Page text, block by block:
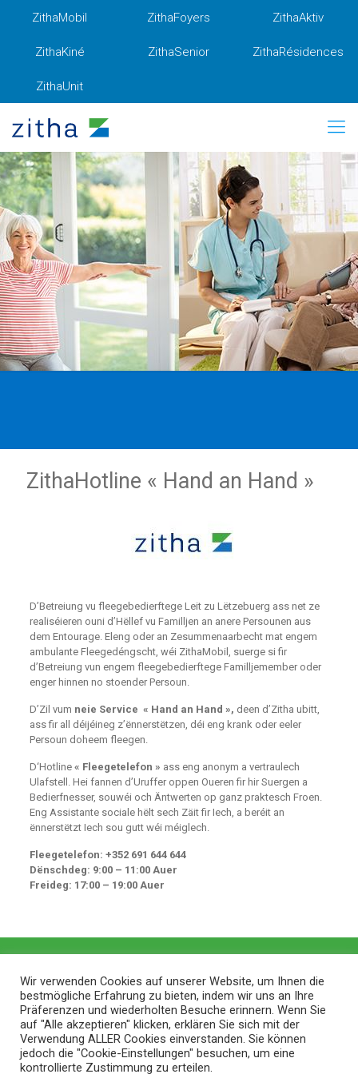
ZithaMobil ZithaFoyers ZithaAktiv
ZithaKiné ZithaSenior ZithaRésidences
ZithaUnit
ZithaHotline « Hand an Hand »
D’Betreiung vu fleegebedierftege Leit zu Lëtzebuerg ass net ze
realiséieren ouni d’Hëllef vu Familljen an anere Persounen aus
dem Entourage. Eleng oder an Zesummenaarbecht mat engem
ambulante Fleegedéngscht, wéi ZithaMobil, suerge si fir
d’Betreiung vun engem fleegebedierftege Familljemember oder
enger hinnen no stoender Persoun.
D’Zil vum neie Service « Hand an Hand », deen d’Zitha ubitt,
ass fir all déijéineg z’ënnerstëtzen, déi eng krank oder eeler
Persoun doheem fleegen.
D‘Hotline « Fleegetelefon » ass eng anonym a vertraulech
Ulafstell. Hei fannen d’Uruffer oppen Oueren fir hir Suergen a
Bedierfnesser, souwéi och Äntwerten op ganz praktesch Froen.
Eng Assistante sociale hëlt sech Zäit fir Iech, a beréit an
ënnerstëtzt Iech sou gutt wéi méiglech.
Fleegetelefon: +352 691 644 644
Dënschdeg: 9:00 – 11:00 Auer
Freideg: 17:00 – 19:00 Auer
Wir verwenden Cookies auf unserer Website, um Ihnen die
bestmögliche Erfahrung zu bieten, indem wir uns an Ihre
Präferenzen und wiederholten Besuche erinnern. Wenn Sie
auf "Alle akzeptieren" klicken, erklären Sie sich mit der
Verwendung ALLER Cookies einverstanden. Sie können
jedoch die "Cookie-Einstellungen" besuchen, um eine
kontrollierte Zustimmung zu erteilen.